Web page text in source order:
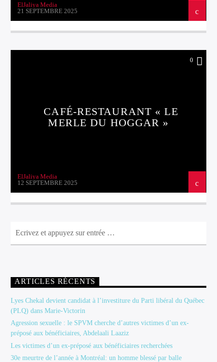
ElJaliya Media
21 SEPTEMBRE 2025
0
CAFÉ-RESTAURANT « LE
MERLE DU HOGGAR »
ElJaliya Media
12 SEPTEMBRE 2025
ARTICLES RÉCENTS
Lyes Chekal devient candidat à l’investiture du Parti libéral du Québec
(PLQ) dans Marie-Victorin
Agression sexuelle : le SPVM cherche d’autres victimes d’un ex-
préposé aux bénéficiaires, Abdelaali Laaziz
Les victimes d’un ex-préposé aux bénéficiaires recherchées
30e meurtre de l’année à Montréal: un homme blessé par balle